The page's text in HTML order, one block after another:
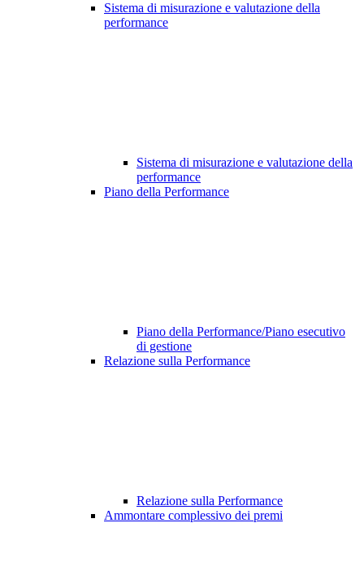
Sistema di misurazione e valutazione della
performance
Sistema di misurazione e valutazione della
performance
Piano della Performance
Piano della Performance/Piano esecutivo
di gestione
Relazione sulla Performance
Relazione sulla Performance
Ammontare complessivo dei premi